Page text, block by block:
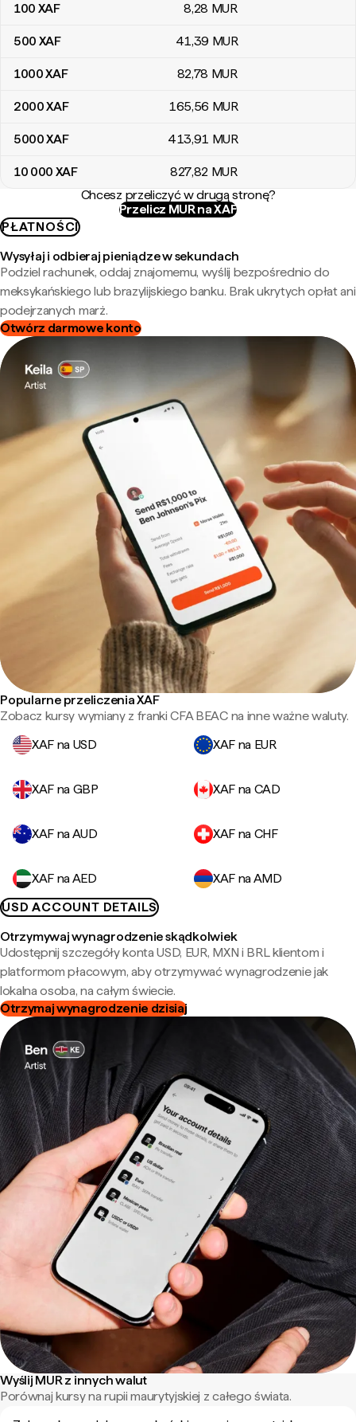
100 XAF 8,28 MUR
500 XAF 41,39 MUR
1000XAF 82,78 MUR
2000XAF 165,56 MUR
5000XAF 413,91 MUR
10 000 XAF 827,82 MUR
Chcesz przeliczyć w drugą stronę?
Przelicz MUR na XAF
PŁATNOŚCI
Wysyłaj i odbieraj pieniądze w sekundach
Podziel rachunek, oddaj znajomemu, wyślij bezpośrednio do
meksykańskiego lub brazylijskiego banku. Brak ukrytych opłat ani
podejrzanych marż.
Otwórz darmowe konto
Popularne przeliczenia XAF
Zobacz kursy wymiany z franki CFA BEAC na inne ważne waluty.
XAF na USD
XAF na EUR
XAF na GBP XAF na CAD
XAF na AUD XAF na CHF
XAF na AED
XAF na AMD
USD ACCOUNT DETAILS
Otrzymywaj wynagrodzenie skądkolwiek
Udostępnij szczegóły konta USD, EUR, MXN i BRL klientom i
platformom płacowym, aby otrzymywać wynagrodzenie jak
lokalna osoba, na całym świecie.
Otrzymaj wynagrodzenie dzisiaj
Wyślij MUR z innych walut
Porównaj kursy na rupii maurytyjskiej z całego świata.